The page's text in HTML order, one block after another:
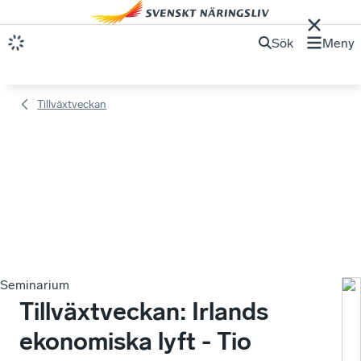
Sök Meny
Tillväxtveckan
Seminarium
Tillväxtveckan: Irlands
ekonomiska lyft - Tio